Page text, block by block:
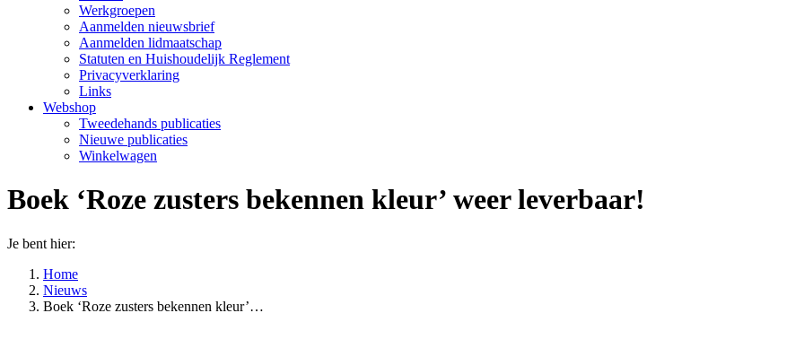
Werkgroepen
Aanmelden nieuwsbrief
Aanmelden lidmaatschap
Statuten en Huishoudelijk Reglement
Privacyverklaring
Links
Webshop
Tweedehands publicaties
Nieuwe publicaties
Winkelwagen
Boek ‘Roze zusters bekennen kleur’ weer leverbaar!
Je bent hier:
Home
Nieuws
Boek ‘Roze zusters bekennen kleur’…